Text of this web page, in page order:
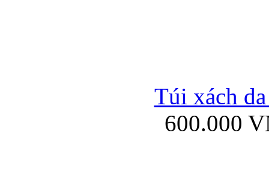
Bao da iPhone 5
Túi xách
600.000